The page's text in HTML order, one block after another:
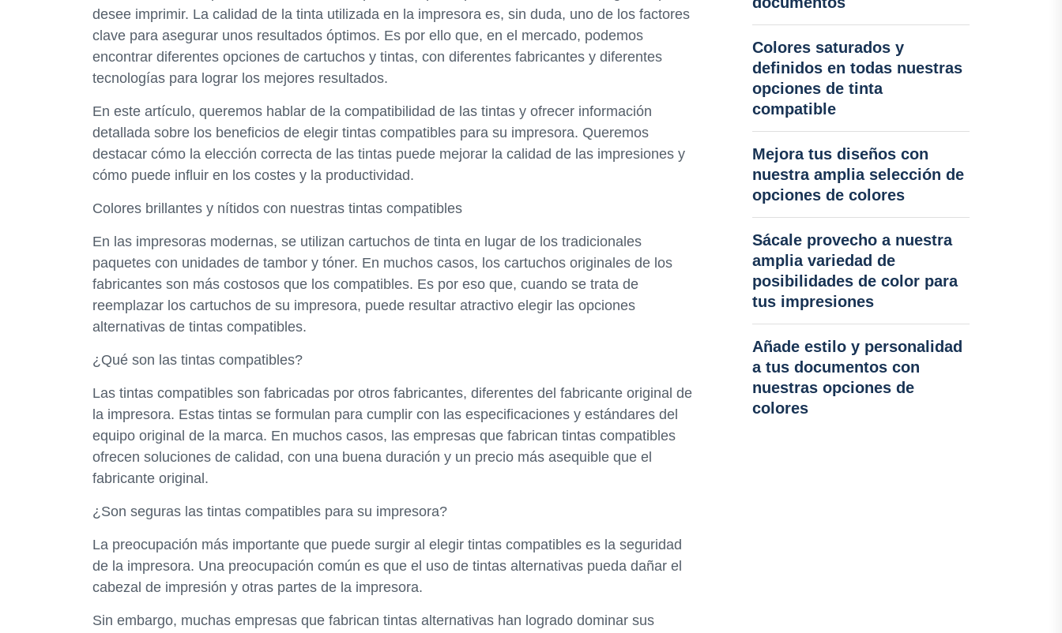
desee imprimir. La calidad de la tinta utilizada en la impresora es, sin duda, uno de los factores
clave para asegurar unos resultados óptimos. Es por ello que, en el mercado, podemos
encontrar diferentes opciones de cartuchos y tintas, con diferentes fabricantes y diferentes
tecnologías para lograr los mejores resultados.
En este artículo, queremos hablar de la compatibilidad de las tintas y ofrecer información
detallada sobre los beneficios de elegir tintas compatibles para su impresora. Queremos
destacar cómo la elección correcta de las tintas puede mejorar la calidad de las impresiones y
cómo puede influir en los costes y la productividad.
Colores brillantes y nítidos con nuestras tintas compatibles
En las impresoras modernas, se utilizan cartuchos de tinta en lugar de los tradicionales
paquetes con unidades de tambor y tóner. En muchos casos, los cartuchos originales de los
fabricantes son más costosos que los compatibles. Es por eso que, cuando se trata de
reemplazar los cartuchos de su impresora, puede resultar atractivo elegir las opciones
alternativas de tintas compatibles.
¿Qué son las tintas compatibles?
Las tintas compatibles son fabricadas por otros fabricantes, diferentes del fabricante original de
la impresora. Estas tintas se formulan para cumplir con las especificaciones y estándares del
equipo original de la marca. En muchos casos, las empresas que fabrican tintas compatibles
ofrecen soluciones de calidad, con una buena duración y un precio más asequible que el
fabricante original.
¿Son seguras las tintas compatibles para su impresora?
La preocupación más importante que puede surgir al elegir tintas compatibles es la seguridad
de la impresora. Una preocupación común es que el uso de tintas alternativas pueda dañar el
cabezal de impresión y otras partes de la impresora.
Sin embargo, muchas empresas que fabrican tintas alternativas han logrado dominar sus
Colores saturados y
definidos en todas nuestras
opciones de tinta
compatible
Mejora tus diseños con
nuestra amplia selección de
opciones de colores
Sácale provecho a nuestra
amplia variedad de
posibilidades de color para
tus impresiones
Añade estilo y personalidad
a tus documentos con
nuestras opciones de
colores